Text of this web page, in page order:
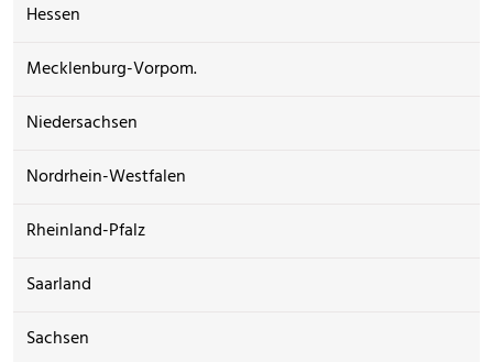
Hessen
Mecklenburg-Vorpom.
Niedersachsen
Nordrhein-Westfalen
Rheinland-Pfalz
Saarland
Sachsen